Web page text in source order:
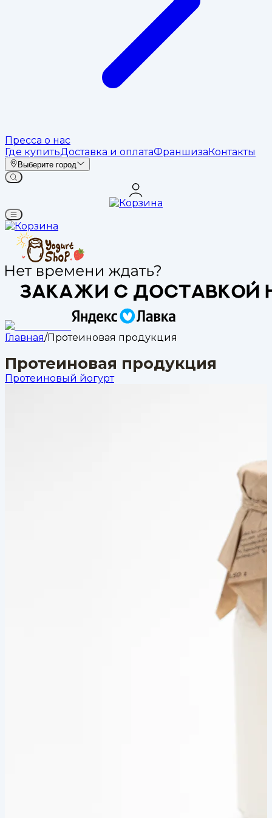
Пресса о нас
Где купитьДоставка и оплатаФраншизаКонтакты
Выберите город
Главная/Протеиновая продукция
Протеиновая продукция
Протеиновый йогурт